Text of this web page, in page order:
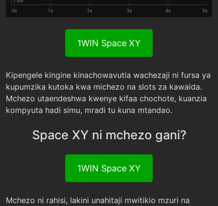
1WIN Space XY
Kipengele kingine kinachowavutia wachezaji ni fursa ya
kupumzika kutoka kwa michezo na slots za kawaida.
Mchezo utaendeshwa kwenye kifaa chochote, kuanzia
kompyuta hadi simu, mradi tu kuna mtandao.
Space XY ni mchezo gani?
1WIN Space XY
Mchezo ni rahisi, lakini unahitaji mwitikio mzuri na